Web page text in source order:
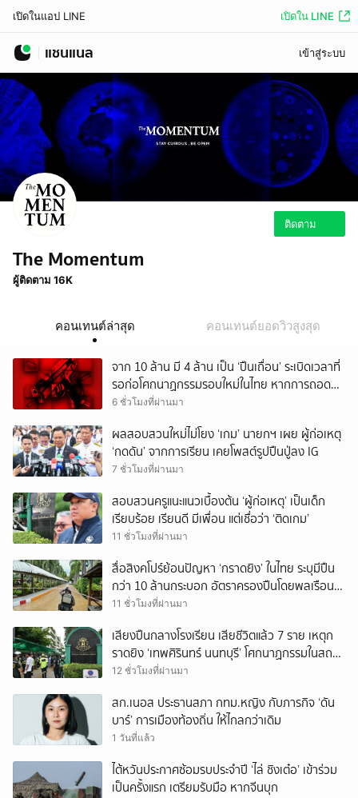
เปิดในแอป LINE เปิดใน LINE
แชนแนล เข้าสู่ระบบ
ติดตาม
The Momentum
ผู้ติดตาม 16K
คอนเทนต์ล่าสุด คอนเทนต์ยอดวิวสูงสุด
จาก 10 ล้าน มี 4 ล้าน เป็น ‘ปืนเถื่อน’ ระเบิดเวลาที่
รอก่อโศกนาฏกรรมรอบใหม่ในไทย หากการถอดบท
เรียนของรัฐเป็นเพียง ‘ลมปาก’
6 ชั่วโมงที่ผ่านมา
ผลสอบสวนใหม่ไม่โยง ‘เกม’ นายกฯ เผย ผู้ก่อเหตุ
‘กดดัน’ จากการเรียน เคยโพสต์รูปปืนปู่ลง IG
7 ชั่วโมงที่ผ่านมา
สอบสวนครูแนะแนวเบื้องต้น ‘ผู้ก่อเหตุ’ เป็นเด็ก
เรียบร้อย เรียนดี มีเพื่อน แต่เชื่อว่า ‘ติดเกม’
11 ชั่วโมงที่ผ่านมา
สื่อสิงคโปร์ย้อนปัญหา ‘กราดยิง’ ในไทย ระบุมีปืน
กว่า 10 ล้านกระบอก อัตราครองปืนโดยพลเรือน
สูงที่สุดในภูมิภาค
11 ชั่วโมงที่ผ่านมา
เสียงปืนกลางโรงเรียน เสียชีวิตแล้ว 7 ราย เหตุก
ราดยิง ‘เทพศิรินทร์ นนทบุรี’ โศกนาฏกรรมในสถาน
ศึกษา ครั้งที่ 2 ในรอบปี
12 ชั่วโมงที่ผ่านมา
สก.เนอส ประธานสภา กทม.หญิง กับภารกิจ ‘ดัน
บาร์’ การเมืองท้องถิ่น ให้ไกลกว่าเดิม
1 วันที่แล้ว
ไต้หวันประกาศซ้อมรบประจำปี ‘ไล่ ชิงเต๋อ’ เข้าร่วม
เป็นครั้งแรก เตรียมรับมือ หากจีนบุก